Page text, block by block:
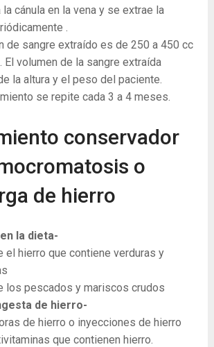
cánula en la vena y se extrae la
.
de sangre extraído es de 250 a 450 cc
El volumen de la sangre extraída
la altura y el peso del paciente.
se repite cada 3 a 4 meses.
conservador
o
de hierro
la dieta-
el hierro que contiene verduras y
los pescados y mariscos crudos
de hierro-
de hierro o inyecciones de hierro
que contienen hierro.